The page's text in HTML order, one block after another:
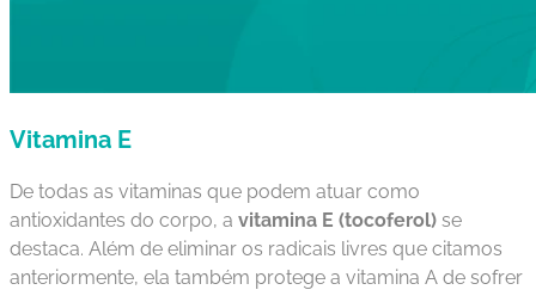
Vitamina E
De todas as vitaminas que podem atuar como
antioxidantes do corpo, a vitamina E (tocoferol) se
destaca. Além de eliminar os radicais livres que citamos
anteriormente, ela também protege a vitamina A de sofrer